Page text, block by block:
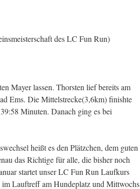
des LC Fun Run)
Mayer lassen. Thorsten lief bereits am
Ems. Die Mittelstrecke(3,6km) finishte
Minuten. Danach ging es bei
heißt es den Plätzchen, dem guten
das Richtige für alle, die bisher noch
startet unser LC Fun Run Laufkurs
im Lauftreff am Hundeplatz und Mittwochs